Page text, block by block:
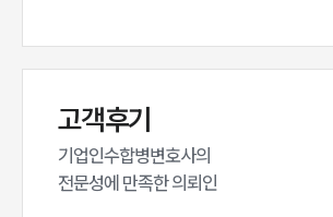
고객후기
기업인수합병변호사의
전문성에 만족한 의뢰인